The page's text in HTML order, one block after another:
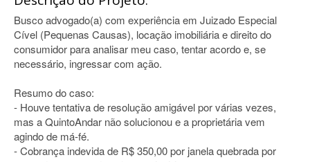
Busco advogado(a) com experiência em Juizado Especial
Cível (Pequenas Causas), locação imobiliária e direito do
consumidor para analisar meu caso, tentar acordo e, se
necessário, ingressar com ação.
Resumo do caso:
- Houve tentativa de resolução amigável por várias vezes,
mas a QuintoAndar não solucionou e a proprietária vem
agindo de má-fé.
- Cobrança indevida de R$ 350,00 por janela quebrada por